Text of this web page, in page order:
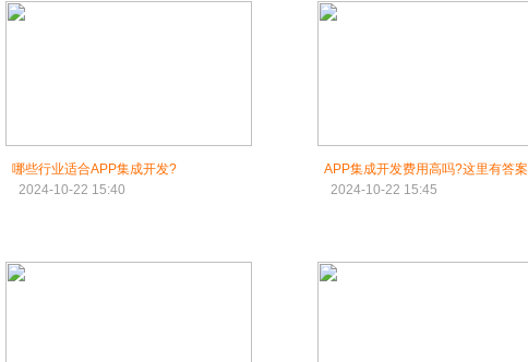
哪些行业适合APP集成开发?
2024-10-22 15:40
APP集成开发费用高吗?这里有答案
2024-10-22 15:45